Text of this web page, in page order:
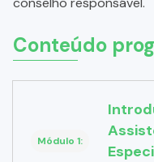
Conteúdo
Módulo 1: